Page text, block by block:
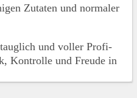
Zutaten und normaler
und voller Profi-
Kontrolle und Freude in